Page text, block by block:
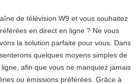
de télévision W9 et vous souhaitez
en direct en ligne ? Ne vous
la solution parfaite pour vous. Dans
quelques moyens simples de
afin que vous ne manquiez jamais
ou émissions préférées. Grâce à